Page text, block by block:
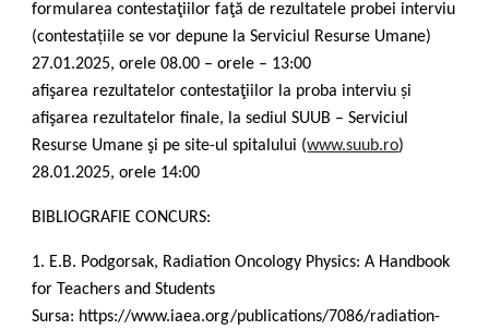
formularea contestaţiilor faţă de rezultatele probei interviu
(contestațiile se vor depune la Serviciul Resurse Umane)
27.01.2025, orele 08.00 – orele – 13:00
afişarea rezultatelor contestaţiilor la proba interviu și
afişarea rezultatelor finale, la sediul SUUB – Serviciul
Resurse Umane şi pe site-ul spitalului (www.suub.ro)
28.01.2025, orele 14:00
BIBLIOGRAFIE CONCURS:
1. E.B. Podgorsak, Radiation Oncology Physics: A Handbook
for Teachers and Students
Sursa: https://www.iaea.org/publications/7086/radiation-